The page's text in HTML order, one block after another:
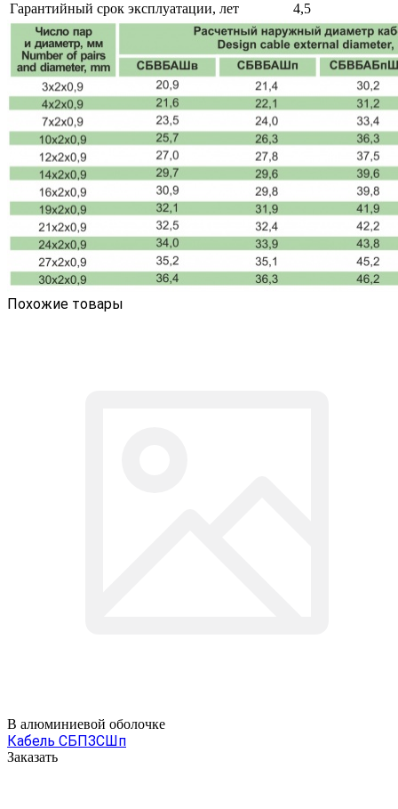
Гарантийный срок эксплуатации, лет
4,5
Похожие товары
В алюминиевой оболочке
Кабель СБПЗСШп
Заказать